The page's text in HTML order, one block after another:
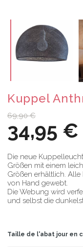
Kuppel
69,90 €
34,95 €
Die neue
Größen mit einem
Größen erhältlich.
von Hand gewebt.
Die Webung wird
und selbst die
Taille de l'abat jour en